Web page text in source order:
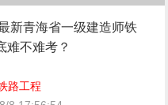
新青海省一级建造师铁
难不难考？
路工程